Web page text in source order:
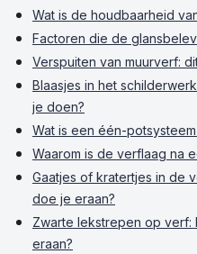
Wat is de houdbaarheid
Factoren die de
Verspuiten van muurverf:
Blaasjes in het
je doen?
Wat is een één-
Waarom is de verflaag na
Gaatjes of kratertjes in de
doe je eraan?
Zwarte lekstrepen op verf:
eraan?